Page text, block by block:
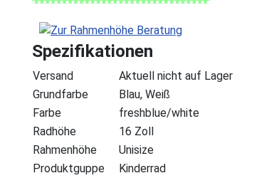
Spezifikationen
Versand
Aktuell nicht auf Lager
Grundfarbe
Blau, Weiß
Farbe
freshblue/white
Radhöhe
16 Zoll
Rahmenhöhe
Unisize
Produktguppe
Kinderrad